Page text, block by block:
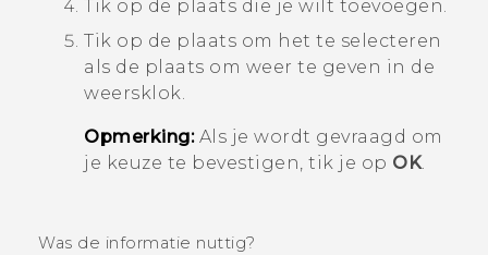
Tik op de plaats die je wilt toevoegen.
Tik op de plaats om het te selecteren
als de plaats om weer te geven in de
weersklok.
Opmerking:Als je wordt gevraagd om
je keuze te bevestigen, tik je op OK.
Was de informatie nuttig?